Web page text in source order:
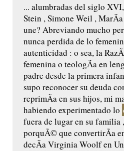
... alumbradas del siglo
Stein , Simone Weil ,
une? Abreviando mucho
nunca perdida de lo
autenticidad : o sea, la
femenina o teologÃ­a en
padre desde la primera
supo reconocer su deuda
reprimÃ­a en sus hijos, mi
habiendo experimentado lo
fuera de lugar en su
porquÃ© que convertirÃ­a
decÃ­a Virginia Woolf en